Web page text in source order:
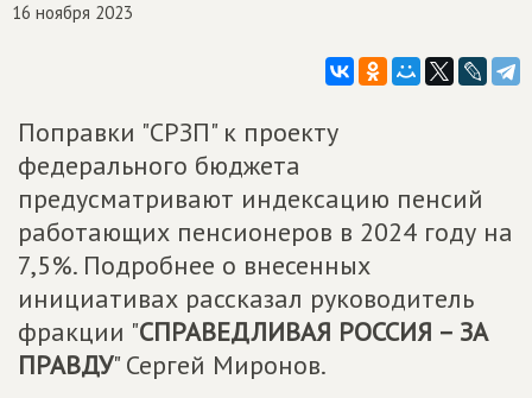
16 ноября 2023
Поправки "СРЗП" к проекту
федерального бюджета
предусматривают индексацию пенсий
работающих пенсионеров в 2024 году на
7,5%. Подробнее о внесенных
инициативах рассказал руководитель
фракции "СПРАВЕДЛИВАЯ РОССИЯ – ЗА
ПРАВДУ" Сергей Миронов.